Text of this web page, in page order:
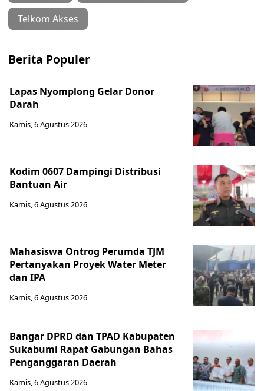
Telkom Akses
Berita Populer
Lapas Nyomplong Gelar Donor
Darah
Kamis, 6 Agustus 2026
Kodim 0607 Dampingi Distribusi
Bantuan Air
Kamis, 6 Agustus 2026
Mahasiswa Ontrog Perumda TJM
Pertanyakan Proyek Water Meter
dan IPA
Kamis, 6 Agustus 2026
Bangar DPRD dan TPAD Kabupaten
Sukabumi Rapat Gabungan Bahas
Penganggaran Daerah
Kamis, 6 Agustus 2026